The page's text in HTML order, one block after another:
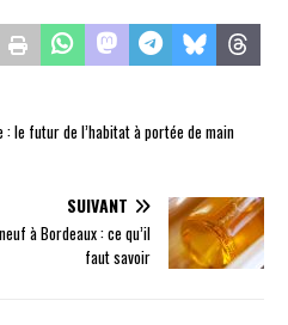
le futur de l’habitat à portée de main
SUIVANT
à Bordeaux : ce qu’il
faut savoir